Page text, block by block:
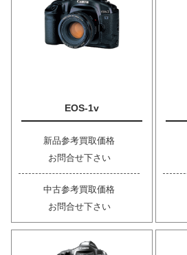
EOS-1v
新品参考買取価格
お問合せ下さい
中古参考買取価格
お問合せ下さい